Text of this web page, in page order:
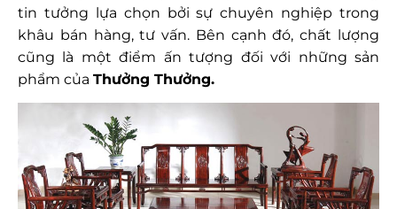
tin tưởng lựa chọn bởi sự chuyên nghiệp trong
khâu bán hàng, tư vấn. Bên cạnh đó, chất lượng
cũng là một điểm ấn tượng đối với những sản
phẩm của Thưởng Thưởng.